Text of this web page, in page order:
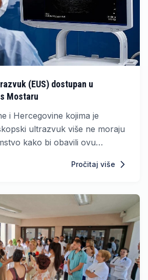
(EUS) dostupan u
Mostaru
i Hercegovine kojima je
ultrazvuk više ne moraju
kako bi obavili ovu
Pročitaj više